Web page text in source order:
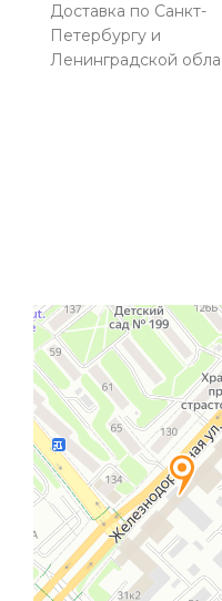
Доставка по Санкт-
Петербургу и
Ленинградской